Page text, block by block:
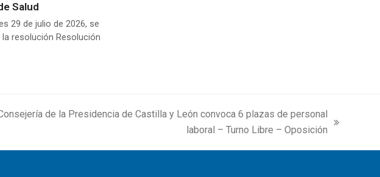
Salud
29 de julio de 2026, se
la resolución Resolución
de la Presidencia de Castilla y León convoca 6 plazas de personal
laboral – Turno Libre – Oposición